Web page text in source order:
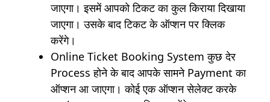
जाएगा। इसमें आपको टिकट का कुल किराया दिखाया
जाएगा। उसके बाद टिकट के ऑप्शन पर क्लिक
करेंगे।
Online Ticket Booking System कुछ देर
Process होने के बाद आपके सामने Payment का
ऑप्शन आ जाएगा। कोई एक ऑप्शन सेलेक्ट करके